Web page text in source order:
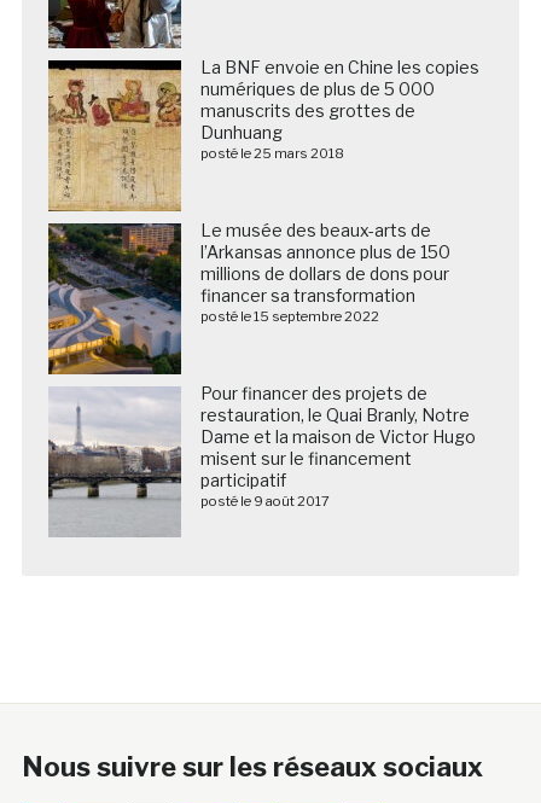
La BNF envoie en Chine les copies
numériques de plus de 5 000
manuscrits des grottes de
Dunhuang
posté le 25 mars 2018
Le musée des beaux-arts de
l’Arkansas annonce plus de 150
millions de dollars de dons pour
financer sa transformation
posté le 15 septembre 2022
Pour financer des projets de
restauration, le Quai Branly, Notre
Dame et la maison de Victor Hugo
misent sur le financement
participatif
posté le 9 août 2017
Nous suivre sur les réseaux sociaux